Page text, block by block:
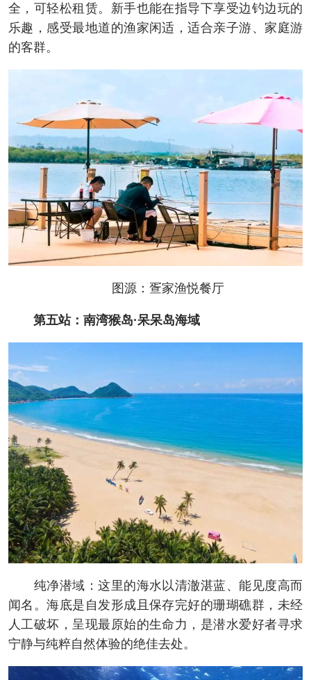
全，可轻松租赁。新手也能在指导下享受边钓边玩的
乐趣，感受最地道的渔家闲适，适合亲子游、家庭游
的客群。
图源：疍家渔悦餐厅
第五站：南湾猴岛·呆呆岛海域
纯净潜域：这里的海水以清澈湛蓝、能见度高而
闻名。海底是自发形成且保存完好的珊瑚礁群，未经
人工破坏，呈现最原始的生命力，是潜水爱好者寻求
宁静与纯粹自然体验的绝佳去处。